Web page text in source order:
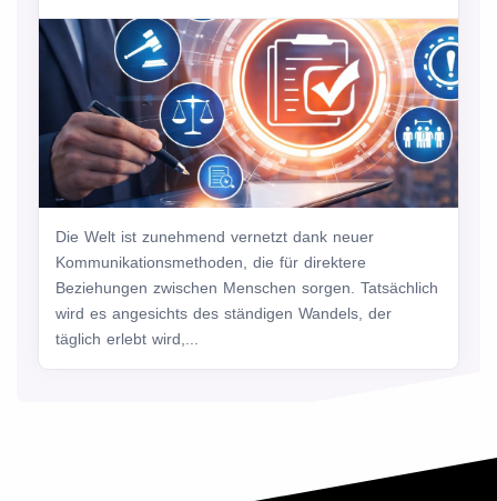
Die Welt ist zunehmend vernetzt dank neuer
Kommunikationsmethoden, die für direktere
Beziehungen zwischen Menschen sorgen. Tatsächlich
wird es angesichts des ständigen Wandels, der
täglich erlebt wird,...